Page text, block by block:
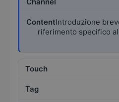
Introduzione
riferimento specifico